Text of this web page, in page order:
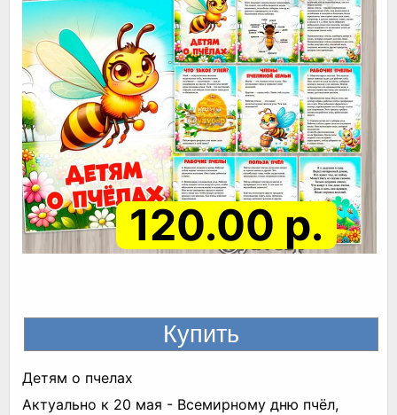
120.00 р.
Детям о пчелах
Актуально к 20 мая - Всемирному дню пчёл,